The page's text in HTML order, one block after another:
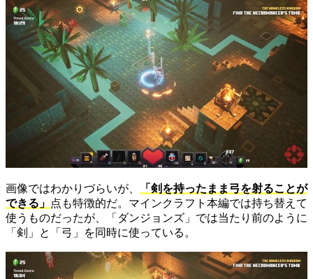
画像ではわかりづらいが、
「剣を持ったまま弓を射ることが
できる」 点も特徴的だ。マインクラフト本編では持ち替えて
使うものだったが、「ダンジョンズ」では当たり前のように
「剣」と「弓」を同時に使っている。